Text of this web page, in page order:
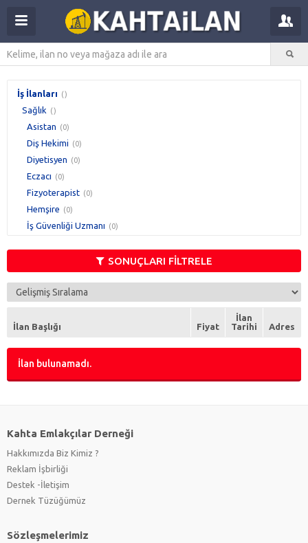
İş İlanları ()
Sağlık ()
Asistan (0)
Diş Hekimi (0)
Diyetisyen (0)
Eczacı (0)
Fizyoterapist (0)
Hemşire (0)
İş Güvenliği Uzmanı (0)
Paramedik
Pratisyen Hekim
Spor Hastalıkları Uzmanı
Uzman Doktor
SONUÇLARI FİLTRELE
İlan Başlığı Fiyat
İlan
Tarihi
Adres
İlan bulunamadı.
Kahta Emlakçılar Derneği
Hakkımızda Biz Kimiz ?
Reklam İşbirliği
Destek -İletişim
Dernek Tüzüğümüz
Sözleşmelerimiz